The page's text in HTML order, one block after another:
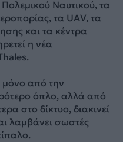
Πολεμικού Ναυτικού, τα
τα UAV, τα
και τα κέντρα
η νέα
μόνο από την
όπλο, αλλά από
στο δίκτυο, διακινεί
λαμβάνει σωστές